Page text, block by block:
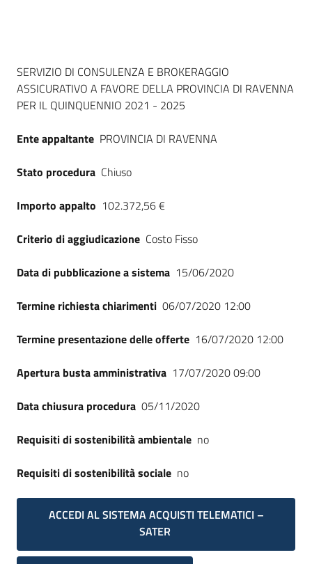
Dati del bando
SERVIZIO DI CONSULENZA E BROKERAGGIO
ASSICURATIVO A FAVORE DELLA PROVINCIA DI RAVENNA
PER IL QUINQUENNIO 2021 - 2025
Ente appaltante PROVINCIA DI RAVENNA
Stato procedura Chiuso
Importo appalto 102.372,56 €
Criterio di aggiudicazione Costo Fisso
Data di pubblicazione a sistema 15/06/2020
Termine richiesta chiarimenti 06/07/2020 12:00
Termine presentazione delle offerte 16/07/2020 12:00
Apertura busta amministrativa 17/07/2020 09:00
Data chiusura procedura 05/11/2020
Requisiti di sostenibilità ambientale no
Requisiti di sostenibilità sociale no
ACCEDI AL SISTEMA ACQUISTI TELEMATICI –
SATER